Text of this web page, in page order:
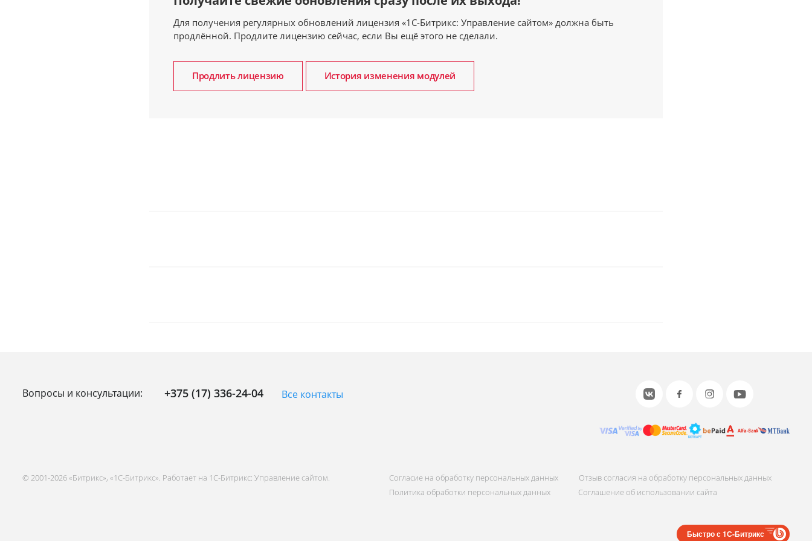
Для получения регулярных обновлений лицензия «1С-Битрикс: Управление сайтом» должна быть
продлённой. Продлите лицензию сейчас, если Вы ещё этого не сделали.
Продлить лицензию История изменения модулей
Вопросы и консультации: +375 (17) 336-24-04 Все контакты
© 2001-2026 «Битрикс», «1С-Битрикс». Работает на 1С-Битрикс: Управление сайтом. Согласие на обработку персональных данных
Отзыв согласия на обработку персональных данных
Политика обработки персональных данных
Соглашение об использовании сайта
Быстро с 1С-Битрикс